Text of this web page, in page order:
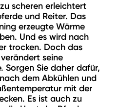
scheren erleichtert
und Reiter. Das
erzeugte Wärme
Und es wird nach
trocken. Doch das
seine
Sorgen Sie daher dafür,
dem Abkühlen und
mit der
Es ist auch zu